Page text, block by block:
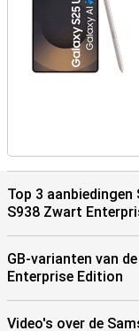
Top 3 aanbiedingen
S938 Zwart
GB-varianten van
Enterprise Edition
Video's over de